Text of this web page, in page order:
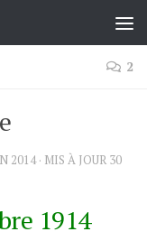
2
2014· MIS À JOUR 30
1914